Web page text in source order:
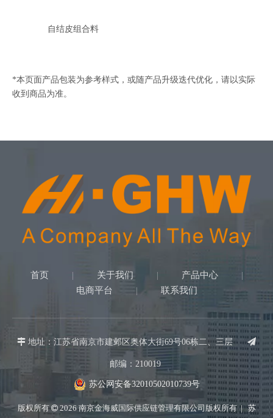
自结皮组合料
*本页面产品包装为参考样式，或随产品升级迭代优化，请以实际
收到商品为准。
首页 关于我们 产品中心
电商平台 联系我们
 地址：江苏省南京市建邺区奥体大街69号06栋二、三层
邮编：210019
苏公网安备32010502010739号
版权所有 2026 南京金海威国际供应链管理有限公司版权所有 |苏